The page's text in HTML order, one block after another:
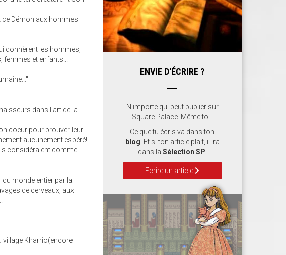
Démon aux hommes
donnèrent les hommes,
et enfants...
dans l'art de la
coeur pour prouver leur
aucunement espéré!
considéraient comme
monde entier par la
de cerveaux, aux
village Kharrio(encore
ENVIE D'ÉCRIRE ?
N'importe qui peut publier sur
Square Palace. Même toi !
Ce que tu écris va dans ton
blog . Et si ton article plait, il ira
dans la Sélection SP
Ecrire un article